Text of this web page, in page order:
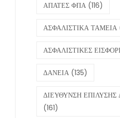
ΑΠΑΤΕΣ ΦΠΑ (116)
ΑΣΦΑΛΙΣΤΙΚΑ ΤΑΜΕΙΑ
ΑΣΦΑΛΙΣΤΙΚΕΣ
ΔΑΝΕΙΑ (135)
ΔΙΕΥΘΥΝΣΗ ΕΠΙΛΥΣΗΣ
(161)